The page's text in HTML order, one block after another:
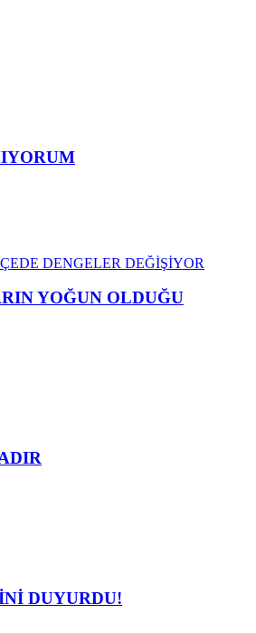
YOĞUN OLDUĞU
DUYURDU!